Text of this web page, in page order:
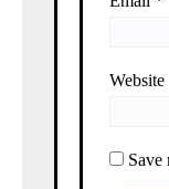
Website
Save